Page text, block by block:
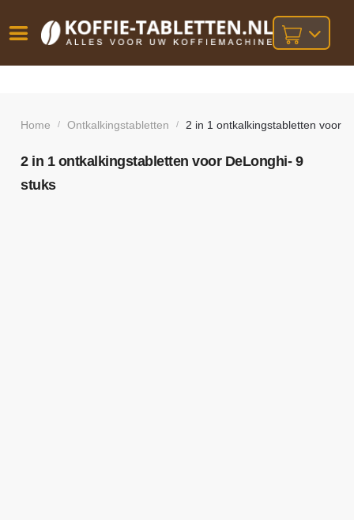
besteld,
volgende
bij orders
boven
Home / Ontkalkingstabletten / 2 in 1 ontkalkingstabletten voor
2 in 1 ontkalkingstabletten voor DeLonghi- 9
stuks